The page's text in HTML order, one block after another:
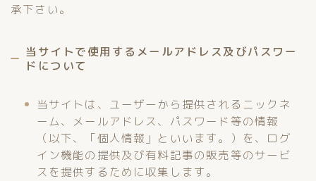
承下さい。
当サイトで使用するメールアドレス及びパスワー
ドについて
当サイトは、ユーザーから提供されるニックネ
ーム、メールアドレス、パスワード等の情報
（以下、「個人情報」といいます。）を、ログ
イン機能の提供及び有料記事の販売等のサービ
スを提供するために収集します。